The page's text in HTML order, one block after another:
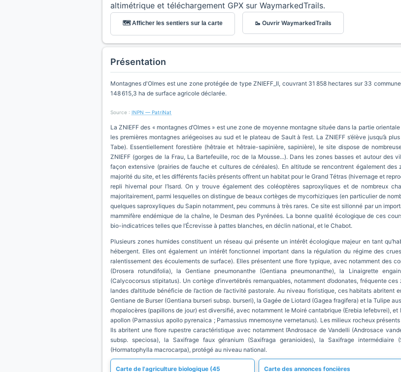
altimétrique et téléchargement GPX sur WaymarkedTrails.
🗺️ Afficher les sentiers sur la carte 🥾 Ouvrir WaymarkedTrails
Présentation
Montagnes d'Olmes est une zone protégée de type ZNIEFF_II, couvrant 31 858 hectares sur 33
148 615,3 ha de surface agricole déclarée.
Source : INPN — PatriNat
La ZNIEFF des « montagnes d’Olmes » est une zone de moyenne montagne située dans la partie
les premières montagnes ariégeoises au sud et le plateau de Sault à l’est. La ZNIEFF s’élève jusqu’à
Tabe). Essentiellement forestière (hêtraie et hêtraie-sapinière, sapinière), le site dispose de
ZNIEFF (gorges de la Frau, La Bartefeuille, roc de la Mousse...). Dans les zones basses et autour des
façon extensive (prairies de fauche et cultures de céréales). En altitude se rencontrent également
majorité du site, et les différents faciès présents offrent un habitat pour le Grand Tétras (hivernage et
repli hivernal pour l’Isard. On y trouve également des coléoptères saproxyliques et de nombreux
majoritairement, parmi lesquelles on distingue de beaux cortèges de mycorhiziques (en particulier de
quelques saproxyliques du Sapin notamment, peu communs à très rares. Ce site est sillonné par un
mammifère endémique de la chaîne, le Desman des Pyrénées. La bonne qualité écologique de ces
bio-indicatrices telles que l’Écrevisse à pattes blanches, en déclin national, et le Chabot.
Plusieurs zones humides constituent un réseau qui présente un intérêt écologique majeur en tant
hébergent. Elles ont également un intérêt fonctionnel important dans la régulation du régime des
ralentissement des écoulements de surface). Elles présentent une flore typique, avec notamment des
(Drosera rotundifolia), la Gentiane pneumonanthe (Gentiana pneumonanthe), la Linaigrette
(Calycocorsus stipitatus). Un cortège d’invertébrés remarquables, notamment d’odonates, fréquente
landes d’altitude bénéficie de l’action de l’activité pastorale. Au niveau floristique, ces habitats
Gentiane de Burser (Gentiana burseri subsp. burseri), la Gagée de Liotard (Gagea fragifera) et la Tulipe
rhopalocères (papillons de jour) est diversifié, avec notamment le Moiré cantabrique (Erebia lefebvrei), et
apollon (Parnassius apollo pyrenaica ; Parnassius mnemosyne vernetanus). Les milieux rocheux
Ils abritent une flore rupestre caractéristique avec notamment l’Androsace de Vandelli (Androsace
subsp. speciosa), la Saxifrage faux géranium (Saxifraga geranioides), la Saxifrage intermédiaire
(Hormatophylla macrocarpa), protégé au niveau national.
Carte de l'agriculture biologique (45
Carte des annonces foncières